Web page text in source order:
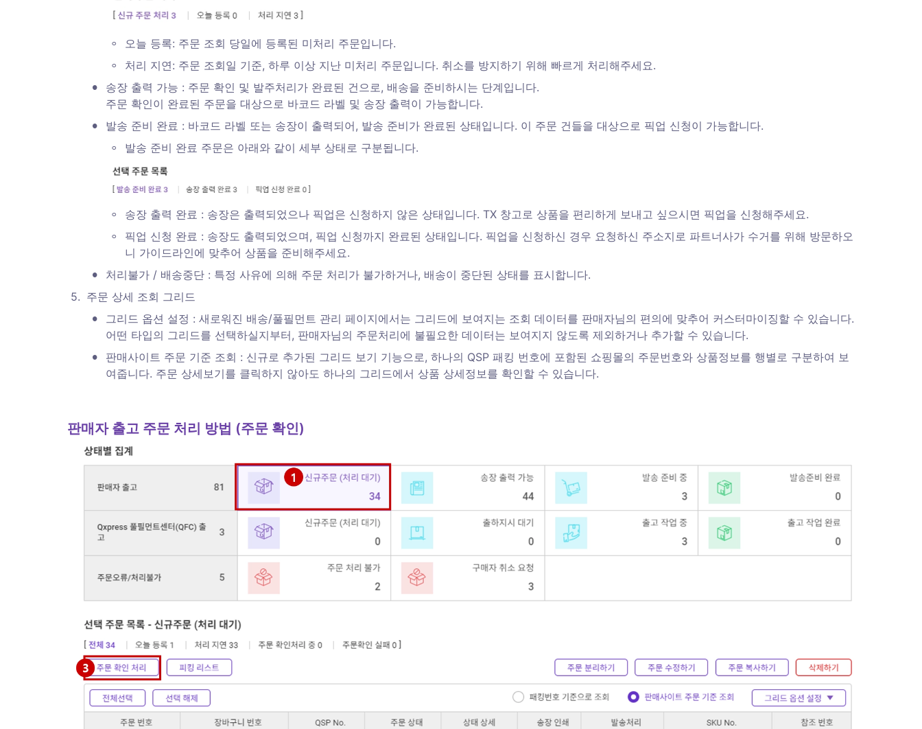
◦ 오늘 등록: 주문 조회 당일에 등록된 미처리 주문입니다.
◦ 처리 지연: 주문 조회일 기준, 하루 이상 지난 미처리 주문입니다. 취소를 방지하기 위해 빠르게 처리해주세요.
•
송장 출력 가능 : 주문 확인 및 발주처리가 완료된 건으로, 배송을 준비하시는 단계입니다.
주문 확인이 완료된 주문을 대상으로 바코드 라벨 및 송장 출력이 가능합니다.
• 발송 준비 완료 : 바코드 라벨 또는 송장이 출력되어, 발송 준비가 완료된 상태입니다. 이 주문 건들을 대상으로 픽업 신청이 가능합니다.
◦ 발송 준비 완료 주문은 아래와 같이 세부 상태로 구분됩니다.
◦ 송장 출력 완료 : 송장은 출력되었으나 픽업은 신청하지 않은 상태입니다. TX 창고로 상품을 편리하게 보내고 싶으시면 픽업을 신청해주세요.
◦
픽업 신청 완료 : 송장도 출력되었으며, 픽업 신청까지 완료된 상태입니다. 픽업을 신청하신 경우 요청하신 주소지로 파트너사가 수거를 위해 방문하오
니 가이드라인에 맞추어 상품을 준비해주세요.
•
처리불가 / 배송중단 : 특정 사유에 의해 주문 처리가 불가하거나, 배송이 중단된 상태를 표시합니다.
5. 주문 상세 조회 그리드
•
그리드 옵션 설정 : 새로워진 배송/풀필먼트 관리 페이지에서는 그리드에 보여지는 조회 데이터를 판매자님의 편의에 맞추어 커스터마이징할 수 있습니다.
어떤 타입의 그리드를 선택하실지부터, 판매자님의 주문처리에 불필요한 데이터는 보여지지 않도록 제외하거나 추가할 수 있습니다.
•
판매사이트 주문 기준 조회 : 신규로 추가된 그리드 보기 기능으로, 하나의 QSP 패킹 번호에 포함된 쇼핑몰의 주문번호와 상품정보를 행별로 구분하여 보
여줍니다. 주문 상세보기를 클릭하지 않아도 하나의 그리드에서 상품 상세정보를 확인할 수 있습니다.
판매자 출고 주문 처리 방법 (주문 확인)